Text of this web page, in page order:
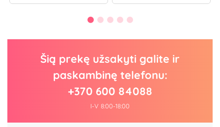
Šią prekę užsakyti galite ir
paskambinę telefonu:
+370 600 84088
I-V 8:00-18:00